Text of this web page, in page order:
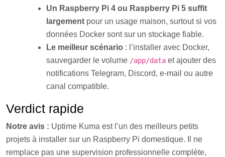
Un Raspberry Pi 4 ou Raspberry Pi 5 suffit
largement pour un usage maison, surtout si vos
données Docker sont sur un stockage fiable.
Le meilleur scénario : l’installer avec Docker,
sauvegarder le volume /app/data et ajouter des
notifications Telegram, Discord, e-mail ou autre
canal compatible.
Verdict rapide
Notre avis : Uptime Kuma est l’un des meilleurs petits
projets à installer sur un Raspberry Pi domestique. Il ne
remplace pas une supervision professionnelle complète,